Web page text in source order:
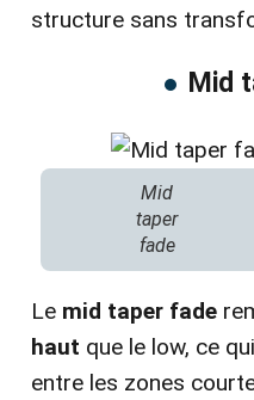
structure sans
Mid
Mid
taper
fade
Le mid taper fade
haut que le low, ce
entre les zones